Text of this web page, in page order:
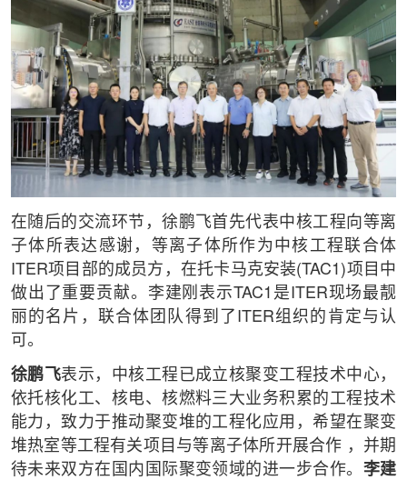
在随后的交流环节，徐鹏飞首先代表中核工程向等离
子体所表达感谢，等离子体所作为中核工程联合体
ITER项目部的成员方，在托卡马克安装(TAC1)项目中
做出了重要贡献。李建刚表示TAC1是ITER现场最靓
丽的名片，联合体团队得到了ITER组织的肯定与认
可。
徐鹏飞表示，中核工程已成立核聚变工程技术中心，
依托核化工、核电、核燃料三大业务积累的工程技术
能力，致力于推动聚变堆的工程化应用，希望在聚变
堆热室等工程有关项目与等离子体所开展合作 ，并期
待未来双方在国内国际聚变领域的进一步合作。 李建